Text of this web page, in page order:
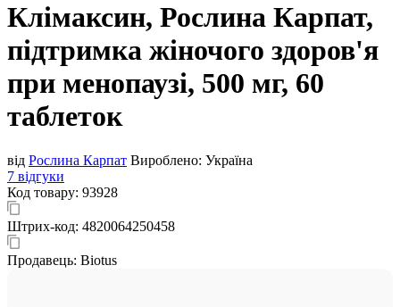
Клімаксин, Рослина Карпат,
підтримка жіночого здоров'я
при менопаузі, 500 мг, 60
таблеток
від Рослина Карпат Вироблено: Україна
7 відгуки
Код товару: 93928
Штрих-код: 4820064250458
Продавець: Biotus